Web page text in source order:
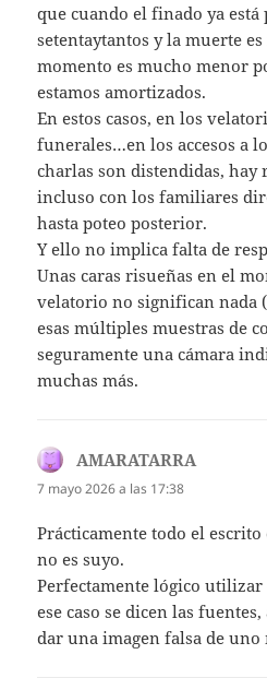
que cuando el finado ya está
setentaytantos y la muerte
momento es mucho menor
estamos amortizados.
En estos casos, en los
funerales…en los accesos a
charlas son distendidas, hay
incluso con los familiares
hasta poteo posterior.
Y ello no implica falta de
Unas caras risueñas en el
velatorio no significan nada
esas múltiples muestras de
seguramente una cámara
muchas más.
AMARATARRA
7 mayo 2026 a las 17:38
Prácticamente todo el escrito
no es suyo.
Perfectamente lógico utilizar
ese caso se dicen las
dar una imagen falsa de uno